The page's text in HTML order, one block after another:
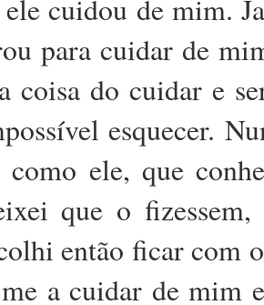
cuidou de mim.
para cuidar de
coisa do cuidar e
esquecer.
como ele, que
que o
então ficar com
a cuidar de mim